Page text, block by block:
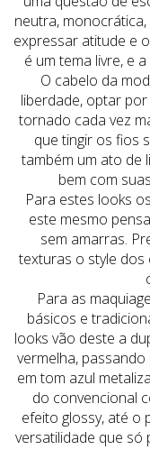
neutra,
expressar atitude e
é um tema livre, e
O cabelo da
liberdade, optar
tornado cada vez
que tingir os fios
também um ato de
bem com
Para estes looks
este mesmo
sem amarras.
texturas o style
Para as
básicos e
looks vão deste a
vermelha,
em tom azul
do convencional
efeito glossy, até o
versatilidade que só